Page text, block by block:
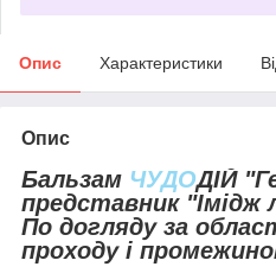
Опис Характеристики
Опис
Бальзам ЧУДОДІЙ
представник "Імідж
По догляду за
проходу і